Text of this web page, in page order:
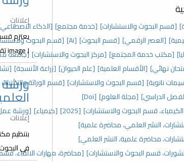
[قسم البحوث والاستشارات] [خدمة مجتمع] [الذكاء
[العصر الرقمي] [قسم البحوث] [Ai]
[قسم البحوث
[مكتب خدمة المجتمع] [مركز البحوث والاستشارات] [جامعة
نهائي] [الأقسام العلمية] [علم الحيوان] [زراعة الأنسجة]
نانوية] [قسم البجوث والاستشارات] [قسم الوراثة
الدراسي] [مجلة العلوم] [Doi]
قسم البحوث والاستشارات] [2025] [كيمياء] [ورشة
النشر العلمي، محاضرة علمية]
محاضرة علمية، النشر العلمي]
قسم البحوث والاستشارات] [محاضرة، مهارات الالقاء،
إعلانات
يعتزم
image J تقدمها: د. ليلى عمران المجدوب ستعقد الورشة يومي الثلاثاء والأربعاء : 13،12-نوفمبر-2024م ولمدة ساعتين...
إعلانات
بتنظيم
في البحوث العلمية